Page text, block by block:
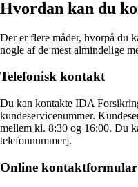
Hvordan kan du
Der er flere måder, hvorpå du
nogle af de mest almindelige
Telefonisk kontakt
Du kan kontakte IDA
kundeservicenummer.
mellem kl. 8:30 og 16:00. Du
telefonnummer].
Online kontaktformular